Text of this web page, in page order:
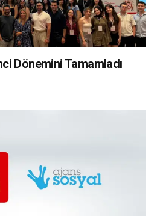
Dönemini Tamamladı